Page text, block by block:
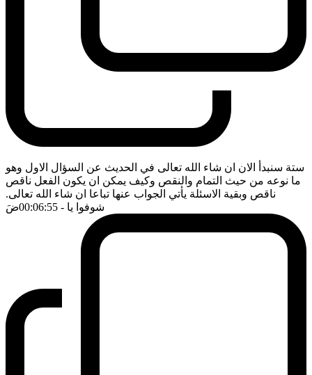
ستة سنبدأ الان ان شاء الله تعالى في الحديث عن السؤال الاول وهو
ما نوعه من حيث التمام والنقص وكيف يمكن ان يكون الفعل ناقص
ناقص وبقية الاسئلة يأتي الجواب عنها تباعا ان شاء الله تعالى.
شوفوا يا - 00:06:55 ضَ